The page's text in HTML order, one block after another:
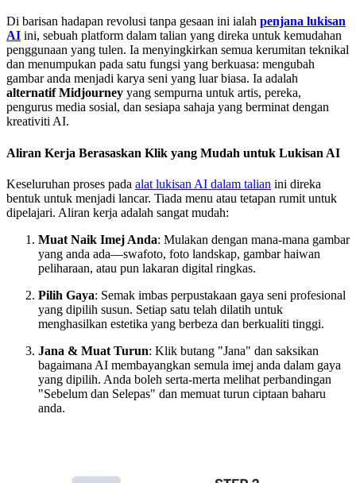
Di barisan hadapan revolusi tanpa gesaan ini ialah penjana lukisan
AI ini, sebuah platform dalam talian yang direka untuk kemudahan
penggunaan yang tulen. Ia menyingkirkan semua kerumitan teknikal
dan menumpukan pada satu fungsi yang berkuasa: mengubah
gambar anda menjadi karya seni yang luar biasa. Ia adalah
alternatif Midjourney yang sempurna untuk artis, pereka,
pengurus media sosial, dan sesiapa sahaja yang berminat dengan
kreativiti AI.
Aliran Kerja Berasaskan Klik yang Mudah untuk Lukisan AI
Keseluruhan proses pada alat lukisan AI dalam talian ini direka
bentuk untuk menjadi lancar. Tiada menu atau tetapan rumit untuk
dipelajari. Aliran kerja adalah sangat mudah:
Muat Naik Imej Anda: Mulakan dengan mana-mana gambar
yang anda ada—swafoto, foto landskap, gambar haiwan
peliharaan, atau pun lakaran digital ringkas.
Pilih Gaya: Semak imbas perpustakaan gaya seni profesional
yang dipilih susun. Setiap satu telah dilatih untuk
menghasilkan estetika yang berbeza dan berkualiti tinggi.
Jana & Muat Turun: Klik butang "Jana" dan saksikan
bagaimana AI membayangkan semula imej anda dalam gaya
yang dipilih. Anda boleh serta-merta melihat perbandingan
"Sebelum dan Selepas" dan memuat turun ciptaan baharu
anda.